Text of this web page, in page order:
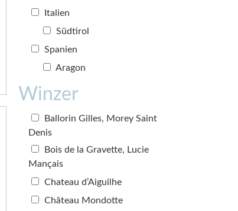
Italien
Südtirol
Spanien
Aragon
Winzer
Ballorin Gilles, Morey Saint
Denis
Bois de la Gravette, Lucie
Mançais
Chateau d’Aiguilhe
Château Mondotte